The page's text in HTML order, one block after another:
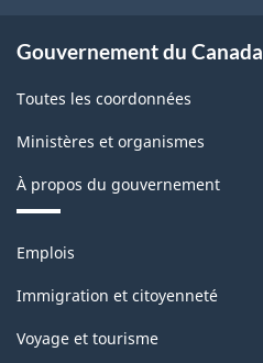
Gouvernement du Canada
Toutes les coordonnées
Ministères et organismes
À propos du gouvernement
Thèmes
sujets
Emplois
Immigration et citoyenneté
Voyage et tourisme